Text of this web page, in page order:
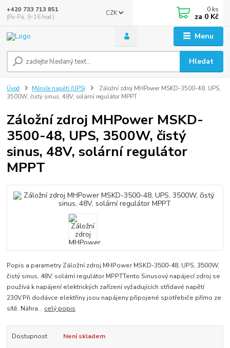
Menu
CZK
Hledat
+420 733 713 851
(Po-Pá, 9-16 hod.)
0 ks
za 0 Kč
Úvod Měniče napětí (UPS)
Záložní zdroj MHPower MSKD-3500-48, UPS,
3500W, čistý sinus, 48V, solární regulátor MPPT
Záložní zdroj MHPower MSKD-
3500-48, UPS, 3500W, čistý
sinus, 48V, solární regulátor
MPPT
Popis a parametry Záložní zdroj MHPower MSKD-3500-48, UPS, 3500W,
čistý sinus, 48V, solární regulátor MPPTTento Sinusový napájecí zdroj se
používá k napájení elektrických zařízení vyžadujících střídavé napětí
230V.Při dodávce elektřiny jsou napájeny připojené spotřebiče přímo ze
sítě. Náhra... celý popis
Dostupnost Není skladem